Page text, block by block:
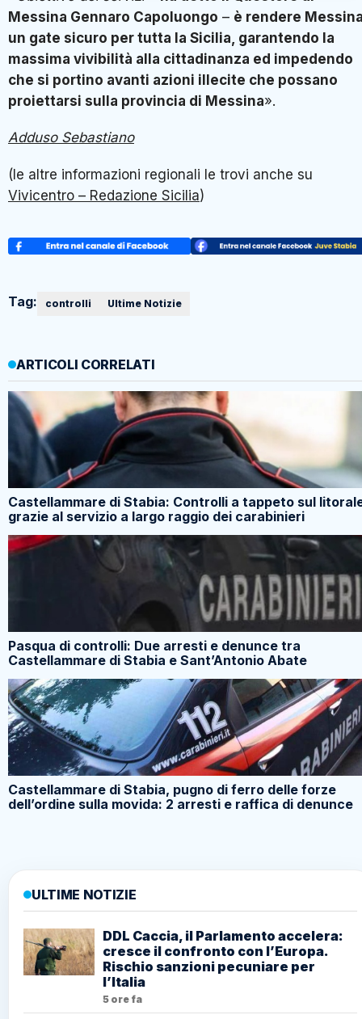
Messina Gennaro Capoluongo – è rendere
un gate sicuro per tutta la Sicilia, garantendo la
massima vivibilità alla cittadinanza ed impedendo
che si portino avanti azioni illecite che possano
proiettarsi sulla provincia di Messina».
Adduso Sebastiano
(le altre informazioni regionali le trovi anche su
Vivicentro – Redazione Sicilia)
Tag: controlli Ultime Notizie
ARTICOLI CORRELATI
Castellammare di Stabia: Controlli a tappeto sul
grazie al servizio a largo raggio dei carabinieri
Pasqua di controlli: Due arresti e denunce tra
Castellammare di Stabia e Sant’Antonio Abate
Castellammare di Stabia, pugno di ferro delle forze
dell’ordine sulla movida: 2 arresti e raffica di denunce
ULTIME NOTIZIE
DDL Caccia, il Parlamento accelera:
cresce il confronto con l’Europa.
Rischio sanzioni pecuniare per
l’Italia
5 ore fa